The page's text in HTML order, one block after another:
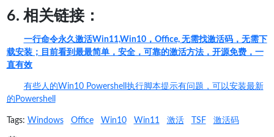
6. 相关链接：
一行命令永久激活Win11,Win10，Office, 无需找激活码，无需下
载安装；目前看到最最简单，安全，可靠的激活方法，开源免费，一
直有效
有些人的Win10 Powershell执行脚本提示有问题，可以安装最新
的Powershell
Tags: Windows Office Win10 Win11 激活 TSF 激活码